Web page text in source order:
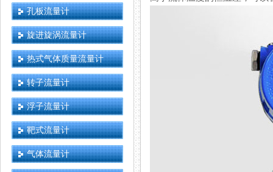
孔板流量计
旋进旋涡流量计
热式气体质量流量计
转子流量计
浮子流量计
靶式流量计
气体流量计